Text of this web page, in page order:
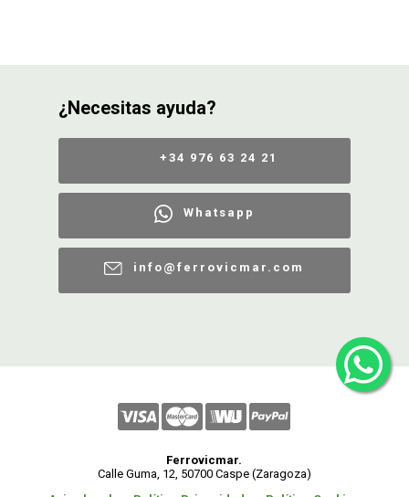
¿Necesitas ayuda?
+34 976 63 24 21
Whatsapp
info@ferrovicmar.com
Ferrovicmar.
Calle Guma, 12, 50700 Caspe (Zaragoza)